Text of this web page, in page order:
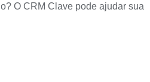
O CRM Clave pode ajudar sua